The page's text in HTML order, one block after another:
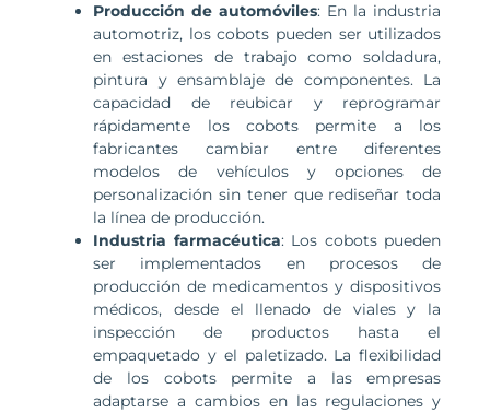
Producción de automóviles: En la industria
automotriz, los cobots pueden ser utilizados
en estaciones de trabajo como soldadura,
pintura y ensamblaje de componentes. La
capacidad de reubicar y reprogramar
rápidamente los cobots permite a los
fabricantes cambiar entre diferentes
modelos de vehículos y opciones de
personalización sin tener que rediseñar toda
la línea de producción.
Industria farmacéutica: Los cobots pueden
ser implementados en procesos de
producción de medicamentos y dispositivos
médicos, desde el llenado de viales y la
inspección de productos hasta el
empaquetado y el paletizado. La flexibilidad
de los cobots permite a las empresas
adaptarse a cambios en las regulaciones y